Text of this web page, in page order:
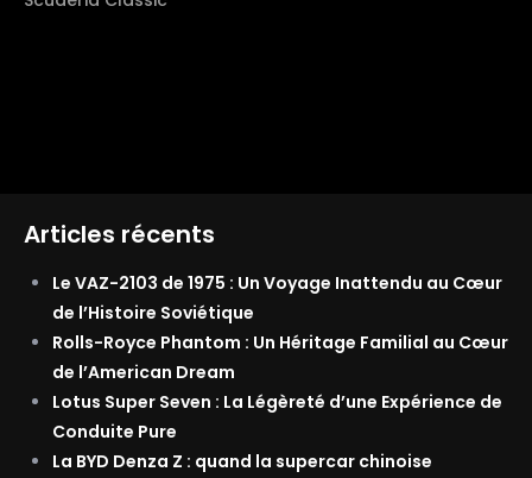
Articles récents
Le VAZ-2103 de 1975 : Un Voyage Inattendu au Cœur
de l’Histoire Soviétique
Rolls-Royce Phantom : Un Héritage Familial au Cœur
de l’American Dream
Lotus Super Seven : La Légèreté d’une Expérience de
Conduite Pure
La BYD Denza Z : quand la supercar chinoise